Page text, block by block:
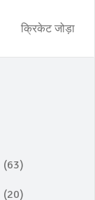
क्रिकेट जोड़ा
(63)
(20)